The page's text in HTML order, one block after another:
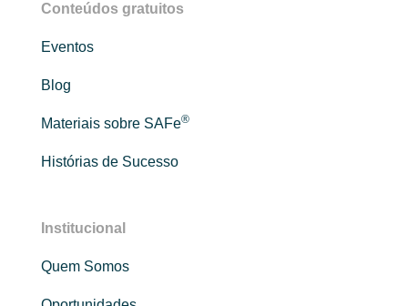
Conteúdos gratuitos
Eventos
Blog
Materiais sobre SAFe®
Histórias de Sucesso
Institucional
Quem Somos